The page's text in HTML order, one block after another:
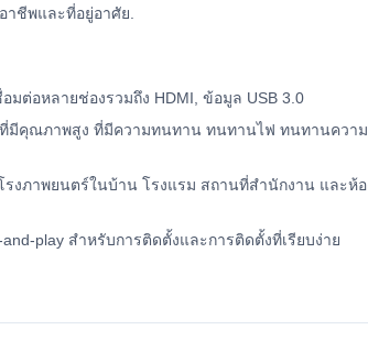
าชีพและที่อยู่อาศัย.
มต่อหลายช่องรวมถึง HDMI, ข้อมูล USB 3.0
มีคุณภาพสูง ที่มีความทนทาน ทนทานไฟ ทนทานควา
งภาพยนตร์ในบ้าน โรงแรม สถานที่สํานักงาน และห้อ
play สําหรับการติดตั้งและการติดตั้งที่เรียบง่าย